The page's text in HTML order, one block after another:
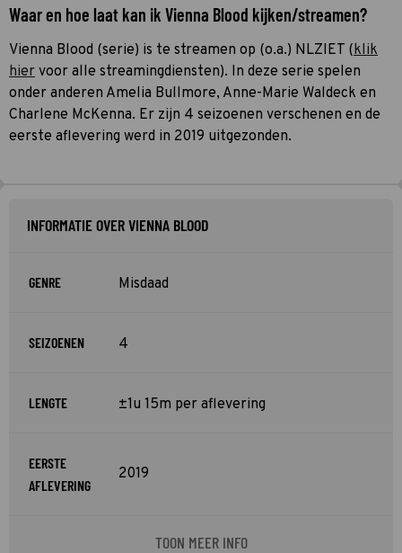
Waar en hoe laat kan ik Vienna Blood kijken/streamen?
Vienna Blood (serie) is te streamen op (o.a.) NLZIET (klik
hier voor alle streamingdiensten). In deze serie spelen
onder anderen Amelia Bullmore, Anne-Marie Waldeck en
Charlene McKenna. Er zijn 4 seizoenen verschenen en de
eerste aflevering werd in 2019 uitgezonden.
INFORMATIE OVER VIENNA BLOOD
GENRE Misdaad
SEIZOENEN 4
LENGTE ±1u 15m per aflevering
EERSTE
AFLEVERING
2019
TOON MEER INFO